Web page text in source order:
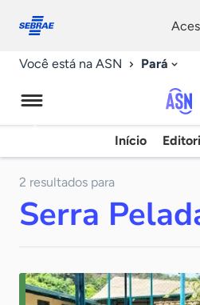
conosco
Você está na ASN Pará
Início
2 resultados para
Serra